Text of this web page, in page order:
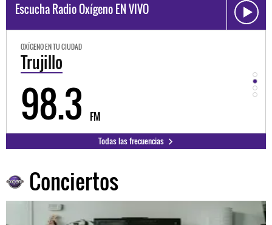
Escucha Radio Oxígeno EN VIVO
OXÍGENO EN TU CIUDAD
Trujillo
98.3 FM
Todas las frecuencias
Conciertos